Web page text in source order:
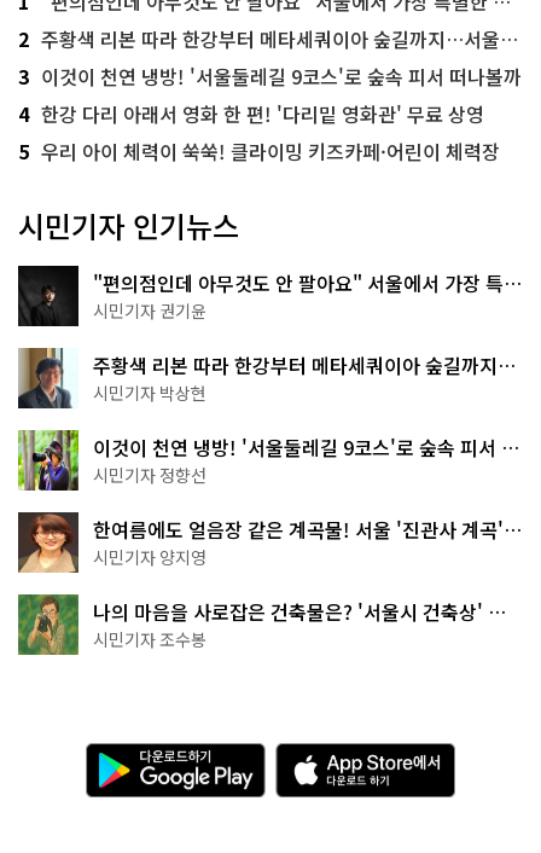
2 주황색 리본 따라 한강부터 메타세쿼이아 숲길까지…서울둘레길 15코스
3 이것이 천연 냉방! '서울둘레길 9코스'로 숲속 피서 떠나볼까
4 한강 다리 아래서 영화 한 편! '다리밑 영화관' 무료 상영
5 우리 아이 체력이 쑥쑥! 클라이밍 키즈카페·어린이 체력장
시민기자 인기뉴스
"편의점인데 아무것도 안 팔아요" 서울에서 가장 특별
한 편의점의 정체
시민기자 권기윤
주황색 리본 따라 한강부터 메타세쿼이아 숲길까지…
서울둘레길 15코스
시민기자 박상현
이것이 천연 냉방! '서울둘레길 9코스'로 숲속 피서 떠
나볼까
시민기자 정향선
한여름에도 얼음장 같은 계곡물! 서울 '진관사 계곡'이
천국이네~
시민기자 양지영
나의 마음을 사로잡은 건축물은? '서울시 건축상' 수
상작 공개!
시민기자 조수봉
다
운
로
A
p
p